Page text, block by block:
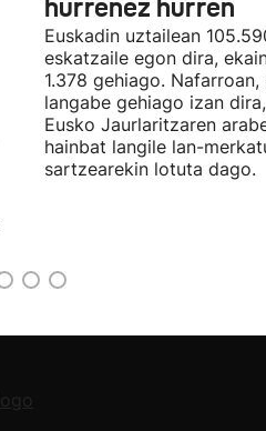
hurrenez hurren
Euskadin uztailean
eskatzaile egon dira,
1.378 gehiago.
langabe gehiago izan
Eusko Jaurlaritzaren
hainbat langile lan-
sartzearekin lotuta dago.